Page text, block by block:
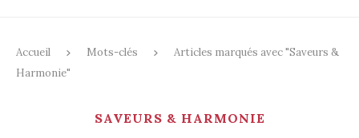
Accueil Mots-clés
Articles marqués avec "Saveurs &
Harmonie"
SAVEURS & HARMONIE